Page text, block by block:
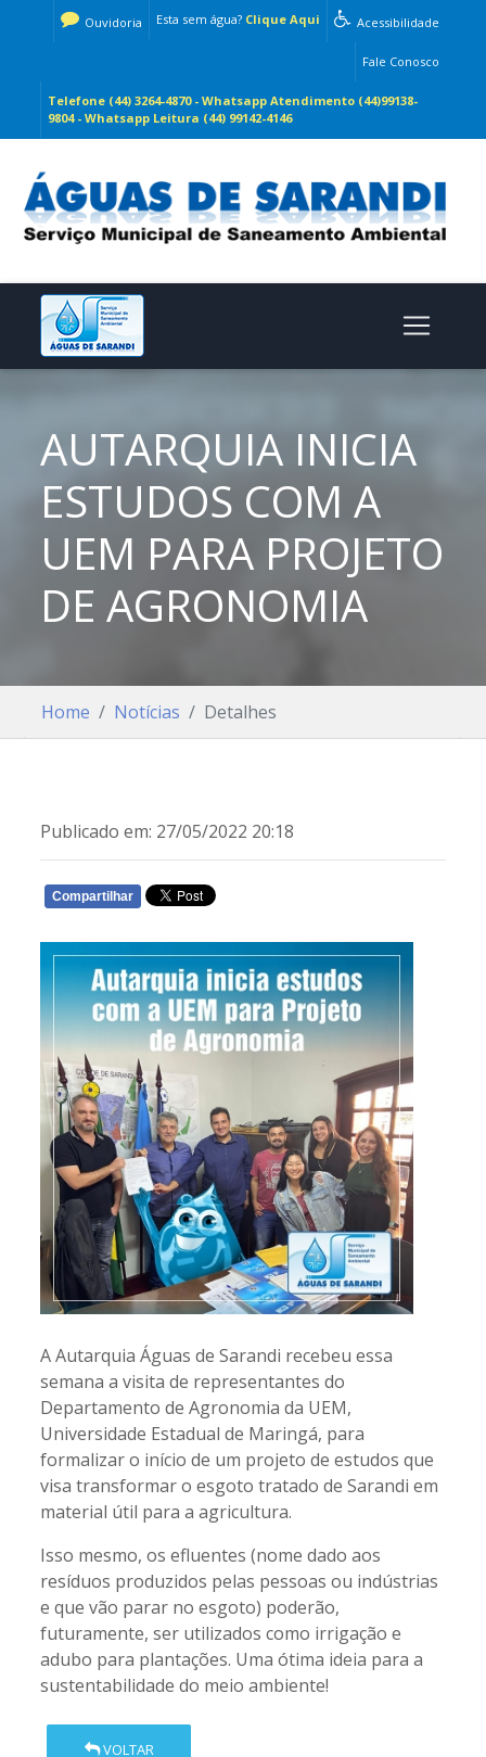
Acessibilidade
Esta sem água? Clique Aqui
Ouvidoria
Fale Conosco
Telefone (44) 3264-4870 - Whatsapp Atendimento (44)99138-
9804 - Whatsapp Leitura (44) 99142-4146
AUTARQUIA INICIA
ESTUDOS COM A
UEM PARA PROJETO
DE AGRONOMIA
Home Notícias Detalhes
Publicado em: 27/05/2022 20:18
Compartilhar
A Autarquia Águas de Sarandi recebeu essa
semana a visita de representantes do
Departamento de Agronomia da UEM,
Universidade Estadual de Maringá, para
formalizar o início de um projeto de estudos que
visa transformar o esgoto tratado de Sarandi em
material útil para a agricultura.
Isso mesmo, os efluentes (nome dado aos
resíduos produzidos pelas pessoas ou indústrias
e que vão parar no esgoto) poderão,
futuramente, ser utilizados como irrigação e
adubo para plantações. Uma ótima ideia para a
sustentabilidade do meio ambiente!
VOLTAR